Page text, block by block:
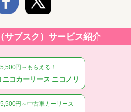
サブスク）サービス紹介
円～もらえる！
ニコカーリース ニコノリ
5,500円～中古車カーリース